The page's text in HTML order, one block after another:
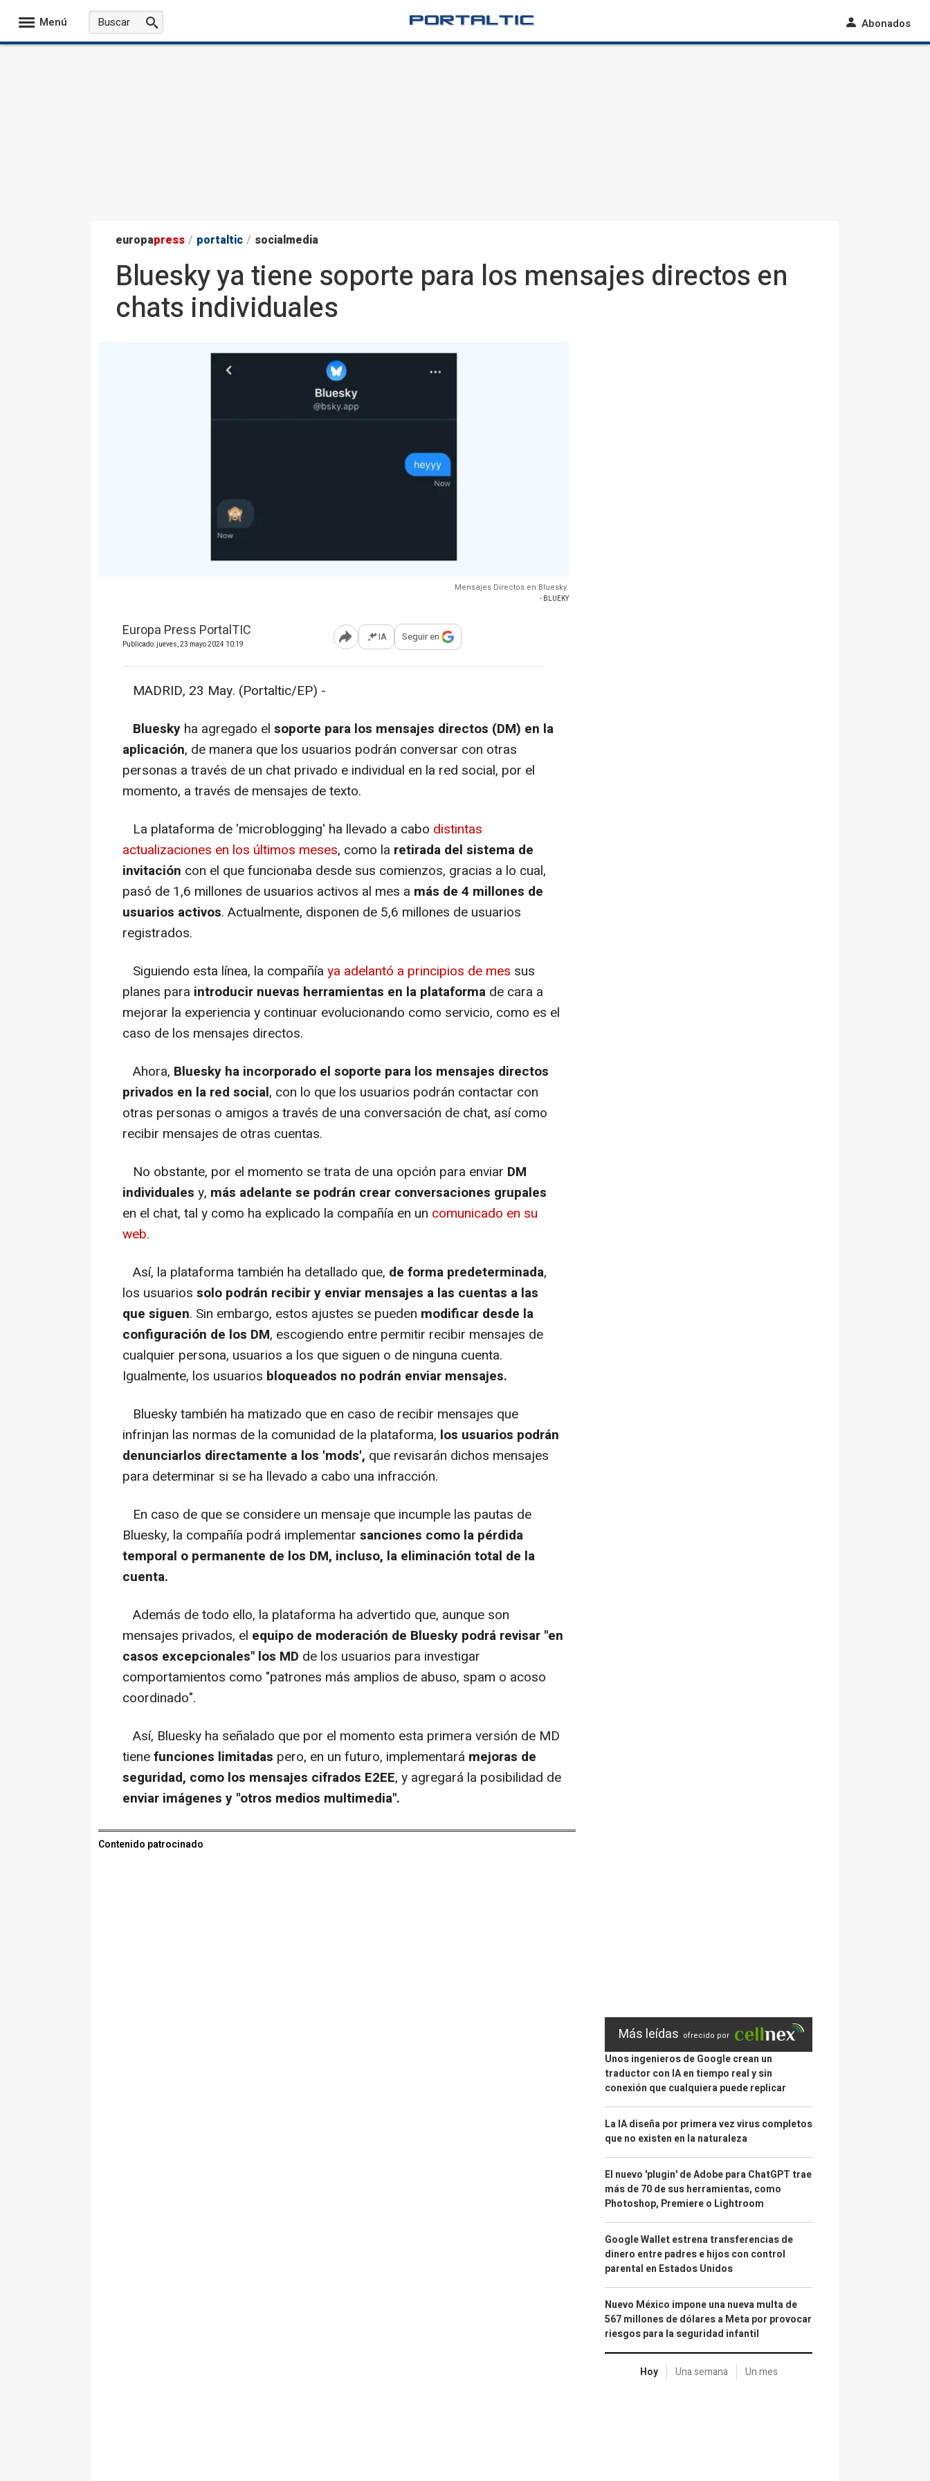
Menú Abonados
europapress / portaltic / socialmedia
Bluesky ya tiene soporte para los mensajes directos en
chats individuales
Mensajes Directos en Bluesky.
- BLUEKY
Europa Press PortalTIC
Publicado: jueves, 23 mayo 2024 10:19 Abrir opciones para compartir
IA Seguir en
MADRID, 23 May. (Portaltic/EP) -
Bluesky ha agregado el soporte para los mensajes directos (DM) en la
aplicación, de manera que los usuarios podrán conversar con otras
personas a través de un chat privado e individual en la red social, por el
momento, a través de mensajes de texto.
La plataforma de 'microblogging' ha llevado a cabo distintas
actualizaciones en los últimos meses, como la retirada del sistema de
invitación con el que funcionaba desde sus comienzos, gracias a lo cual,
pasó de 1,6 millones de usuarios activos al mes a más de 4 millones de
usuarios activos. Actualmente, disponen de 5,6 millones de usuarios
registrados.
Siguiendo esta línea, la compañía ya adelantó a principios de mes sus
planes para introducir nuevas herramientas en la plataforma de cara a
mejorar la experiencia y continuar evolucionando como servicio, como es el
caso de los mensajes directos.
Ahora, Bluesky ha incorporado el soporte para los mensajes directos
privados en la red social, con lo que los usuarios podrán contactar con
otras personas o amigos a través de una conversación de chat, así como
recibir mensajes de otras cuentas.
No obstante, por el momento se trata de una opción para enviar DM
individuales y, más adelante se podrán crear conversaciones grupales
en el chat, tal y como ha explicado la compañía en un comunicado en su
web.
Así, la plataforma también ha detallado que, de forma predeterminada,
los usuarios solo podrán recibir y enviar mensajes a las cuentas a las
que siguen. Sin embargo, estos ajustes se pueden modificar desde la
configuración de los DM, escogiendo entre permitir recibir mensajes de
cualquier persona, usuarios a los que siguen o de ninguna cuenta.
Igualmente, los usuarios bloqueados no podrán enviar mensajes.
Bluesky también ha matizado que en caso de recibir mensajes que
infrinjan las normas de la comunidad de la plataforma, los usuarios podrán
denunciarlos directamente a los 'mods', que revisarán dichos mensajes
para determinar si se ha llevado a cabo una infracción.
En caso de que se considere un mensaje que incumple las pautas de
Bluesky, la compañía podrá implementar sanciones como la pérdida
temporal o permanente de los DM, incluso, la eliminación total de la
cuenta.
Además de todo ello, la plataforma ha advertido que, aunque son
mensajes privados, el equipo de moderación de Bluesky podrá revisar "en
casos excepcionales" los MD de los usuarios para investigar
comportamientos como "patrones más amplios de abuso, spam o acoso
coordinado".
Así, Bluesky ha señalado que por el momento esta primera versión de MD
tienefunciones limitadas pero, en un futuro, implementará mejoras de
seguridad, como los mensajes cifrados E2EE, y agregará la posibilidad de
enviar imágenes y "otros medios multimedia".
Contenido patrocinado
Más leídas ofrecido por
Unos ingenieros de Google crean un
traductor con IA en tiempo real y sin
conexión que cualquiera puede replicar
La IA diseña por primera vez virus completos
que no existen en la naturaleza
El nuevo 'plugin' de Adobe para ChatGPT trae
más de 70 de sus herramientas, como
Photoshop, Premiere o Lightroom
Google Wallet estrena transferencias de
dinero entre padres e hijos con control
parental en Estados Unidos
Nuevo México impone una nueva multa de
567 millones de dólares a Meta por provocar
riesgos para la seguridad infantil
Hoy Una semana Un mes